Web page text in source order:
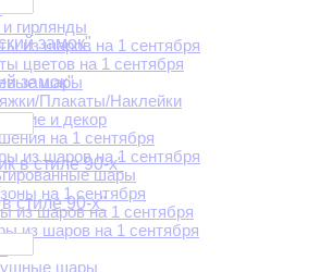
гирлянды
из шаров на 1 сентября
цветов на 1 сентября
шары
Плакаты/Наклейки
и декор
на 1 сентября
из шаров на 1 сентября
шары
на 1 сентября
из шаров на 1 сентября
из шаров на 1 сентября
шары
замок"
стиле 90-х"